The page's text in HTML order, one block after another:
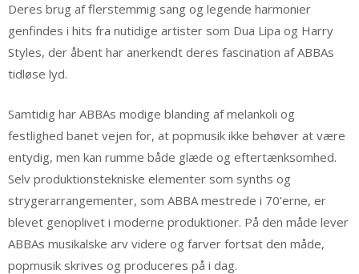
Deres brug af flerstemmig sang og legende harmonier
genfindes i hits fra nutidige artister som Dua Lipa og Harry
Styles, der åbent har anerkendt deres fascination af ABBAs
tidløse lyd.
Samtidig har ABBAs modige blanding af melankoli og
festlighed banet vejen for, at popmusik ikke behøver at være
entydig, men kan rumme både glæde og eftertænksomhed.
Selv produktionstekniske elementer som synths og
strygerarrangementer, som ABBA mestrede i 70’erne, er
blevet genoplivet i moderne produktioner. På den måde lever
ABBAs musikalske arv videre og farver fortsat den måde,
popmusik skrives og produceres på i dag.